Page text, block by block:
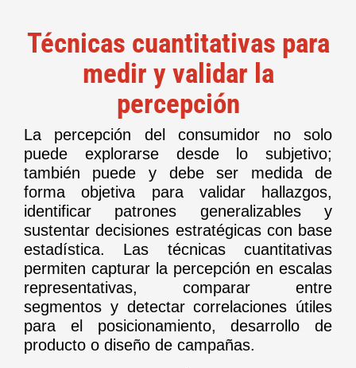
Técnicas cuantitativas para
medir y validar la
percepción
La percepción del consumidor no solo
puede explorarse desde lo subjetivo;
también puede y debe ser medida de
forma objetiva para validar hallazgos,
identificar patrones generalizables y
sustentar decisiones estratégicas con base
estadística. Las técnicas cuantitativas
permiten capturar la percepción en escalas
representativas, comparar entre
segmentos y detectar correlaciones útiles
para el posicionamiento, desarrollo de
producto o diseño de campañas.